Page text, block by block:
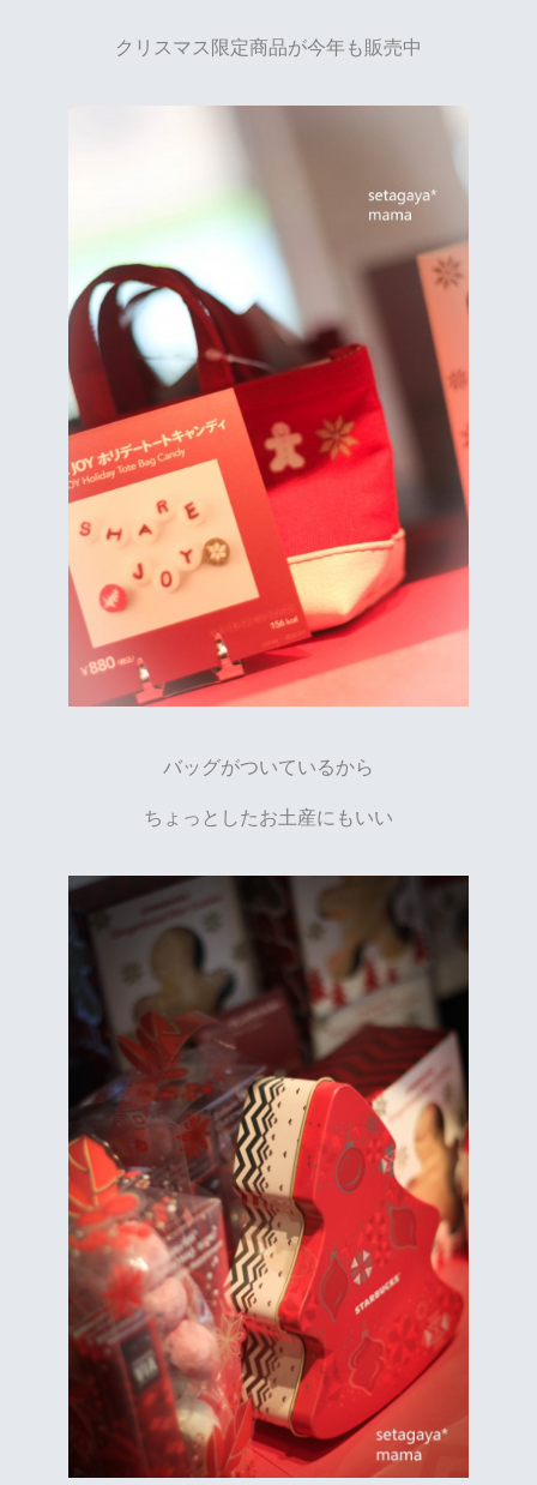
クリスマス限定商品が今年も販売中
バッグがついているから
ちょっとしたお土産にもいい